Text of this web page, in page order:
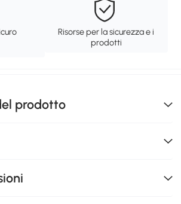
Risorse per la sicurezza e i
prodotti
prodotto